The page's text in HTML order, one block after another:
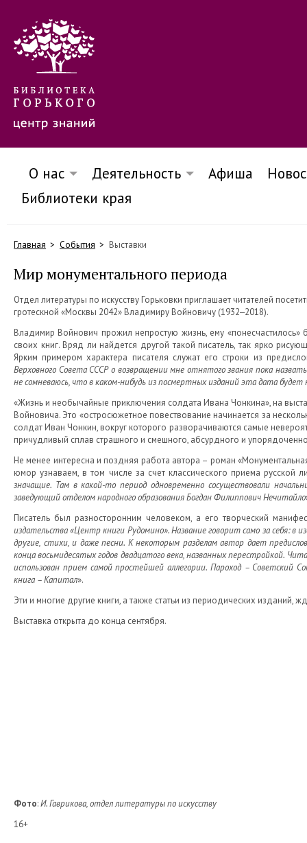
О нас Деятельность Афиша
Библиотеки края
Главная События Выставки
Мир монументального периода
Отдел литературы по искусству Горьковки приглашает читателей
гротескной «Москвы 2042» Владимиру Войновичу (1932‒2018).
Владимир Войнович прожил непростую жизнь, ему
своих книг. Вряд ли найдется другой такой писатель, так ярко
Ярким примером характера писателя служат его строки из
Верховного Совета СССР о возвращении мне отнятого звания пока
не сомневаюсь, что в каком-нибудь из посмертных изданий эта дата
«Жизнь и необычайные приключения солдата Ивана Чонкина», на
Войновича. Это «остросюжетное повествование начинается за
солдат Иван Чонкин, вокруг которого разворачиваются самые
причудливый сплав страшного и смешного, абсурдного и
Не менее интересна и поздняя работа автора – роман
юмор узнаваем, в том числе за счет классического приема русской
значащие. Там в какой-то период одновременно сосуществовали
заведующий отделом народного образования Богдан Филиппович Нечитайло
Писатель был разносторонним человеком, а его творческий
издательства «Центр книги Рудомино». Название говорит само за себя:
другие, стихи, и даже песни. К некоторым разделам автор дает
конца восьмидесятых годов двадцатого века, названных перестройкой.
использован прием самой простейшей аллегории. Пароход – Советский
книга – Капитал».
Эти и многие другие книги, а также статьи из периодических изданий,
Выставка открыта до конца сентября.
Фото:И. Гаврикова, отдел литературы по искусству
16+